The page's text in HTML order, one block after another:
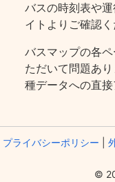
バスの時刻表や
イトよりご確認く
バスマップの各
ただいて問題あ
種データへの直接
プライバシーポリシー
©